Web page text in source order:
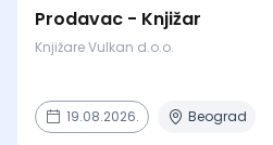
Prodavac - Knjižar
Knjižare Vulkan d.o.o.
19.08.2026. Beograd